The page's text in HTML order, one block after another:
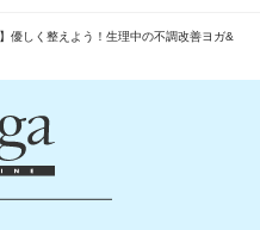
優しく整えよう！生理中の不調改善ヨガ&